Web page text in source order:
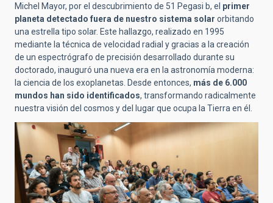
Michel Mayor, por el descubrimiento de 51 Pegasi b, el primer
planeta detectado fuera de nuestro sistema solar orbitando
una estrella tipo solar. Este hallazgo, realizado en 1995
mediante la técnica de velocidad radial y gracias a la creación
de un espectrógrafo de precisión desarrollado durante su
doctorado, inauguró una nueva era en la astronomía moderna:
la ciencia de los exoplanetas. Desde entonces, más de 6.000
mundos han sido identificados, transformando radicalmente
nuestra visión del cosmos y del lugar que ocupa la Tierra en él.